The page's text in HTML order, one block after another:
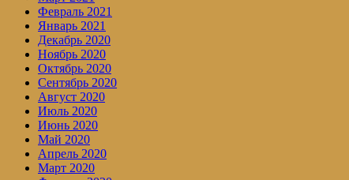
Февраль 2021
Январь 2021
Декабрь 2020
Ноябрь 2020
Октябрь 2020
Сентябрь 2020
Август 2020
Июль 2020
Июнь 2020
Май 2020
Апрель 2020
Март 2020